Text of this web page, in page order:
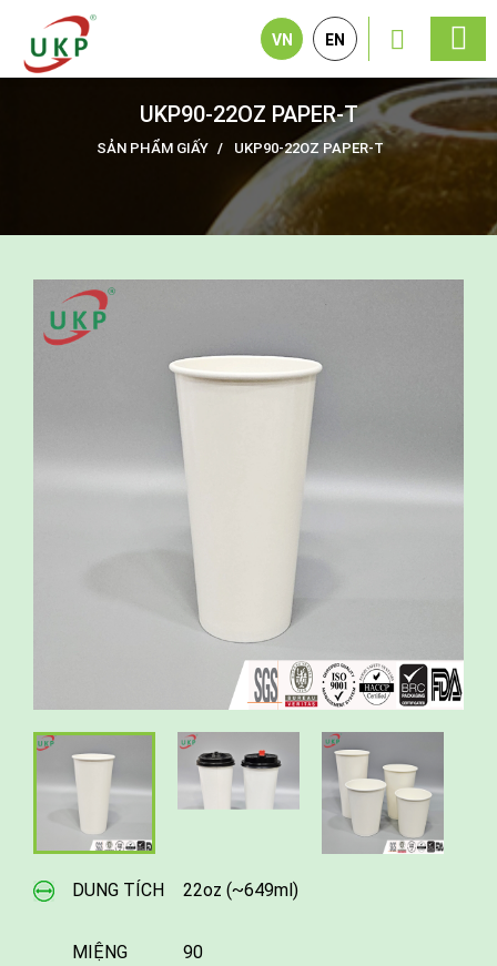
VN EN
UKP90-22OZ PAPER-T
SẢN PHẨM GIẤY UKP90-22OZ PAPER-T
DUNG TÍCH 22oz (~649ml)
MIỆNG
90